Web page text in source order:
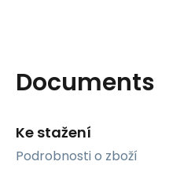
Documents
Ke stažení
Podrobnosti o zboží